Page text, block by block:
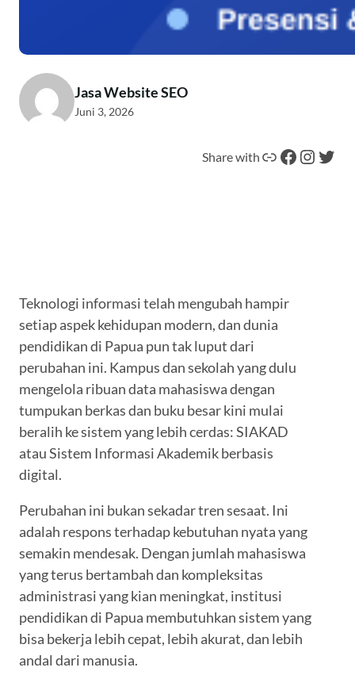
Jasa Website SEO
Juni 3, 2026
Share with Tautan Facebook Instagram Twitter
Teknologi informasi telah mengubah hampir
setiap aspek kehidupan modern, dan dunia
pendidikan di Papua pun tak luput dari
perubahan ini. Kampus dan sekolah yang dulu
mengelola ribuan data mahasiswa dengan
tumpukan berkas dan buku besar kini mulai
beralih ke sistem yang lebih cerdas: SIAKAD
atau Sistem Informasi Akademik berbasis
digital.
Perubahan ini bukan sekadar tren sesaat. Ini
adalah respons terhadap kebutuhan nyata yang
semakin mendesak. Dengan jumlah mahasiswa
yang terus bertambah dan kompleksitas
administrasi yang kian meningkat, institusi
pendidikan di Papua membutuhkan sistem yang
bisa bekerja lebih cepat, lebih akurat, dan lebih
andal dari manusia.